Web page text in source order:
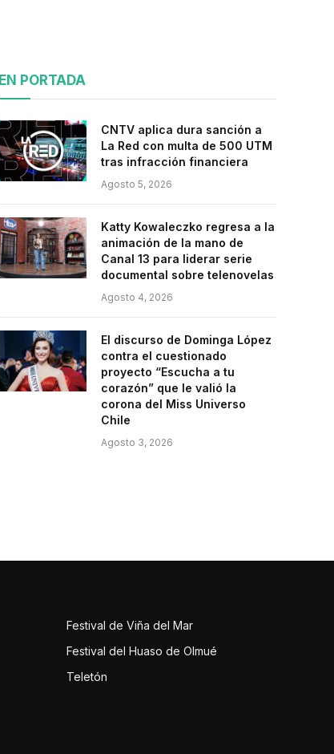
EN PORTADA
CNTV aplica dura sanción a
La Red con multa de 500 UTM
tras infracción financiera
Agosto 5, 2026
Katty Kowaleczko regresa a la
animación de la mano de
Canal 13 para liderar serie
documental sobre telenovelas
Agosto 4, 2026
El discurso de Dominga López
contra el cuestionado
proyecto “Escucha a tu
corazón” que le valió la
corona del Miss Universo
Chile
Agosto 3, 2026
Festival de Viña del Mar
Festival del Huaso de Olmué
Teletón